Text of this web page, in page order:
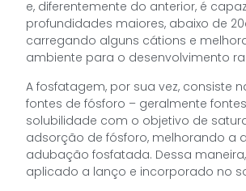
e, diferentemente do anterior, é
profundidades maiores, abaixo de
carregando alguns cátions e
ambiente para o desenvolvimento
A fosfatagem, por sua vez, consiste
fontes de fósforo – geralmente
solubilidade com o objetivo de
adsorção de fósforo, melhorando a
adubação fosfatada. Dessa
aplicado a lanço e incorporado no